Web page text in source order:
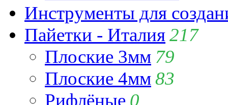
Инструменты для
Пайетки - Италия217
Плоские 3мм 79
Плоские 4мм83
Рифлёные 0